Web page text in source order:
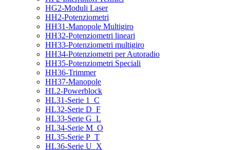
HG2-Moduli Laser
HH2-Potenziometri
HH31-Manopole Multigiro
HH32-Potenziometri lineari
HH33-Potenziometri multigiro
HH34-Potenziometri per Autoradio
HH35-Potenziometri Speciali
HH36-Trimmer
HH37-Manopole
HL2-Powerblock
HL31-Serie 1_C
HL32-Serie D_F
HL33-Serie G_L
HL34-Serie M_O
HL35-Serie P_T
HL36-Serie U_X